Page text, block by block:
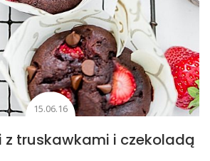
15.06.16
z truskawkami i czekoladą